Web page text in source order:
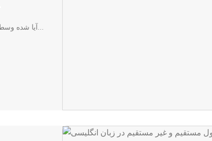
آیا شده وسط یک متن انگلیسی بلند، گم شوید و نتوانید تشخیص دهید کدام بخش...